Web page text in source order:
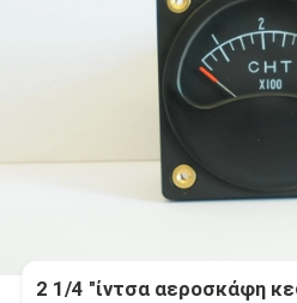
2 1/4 "ίντσα αεροσκάφη